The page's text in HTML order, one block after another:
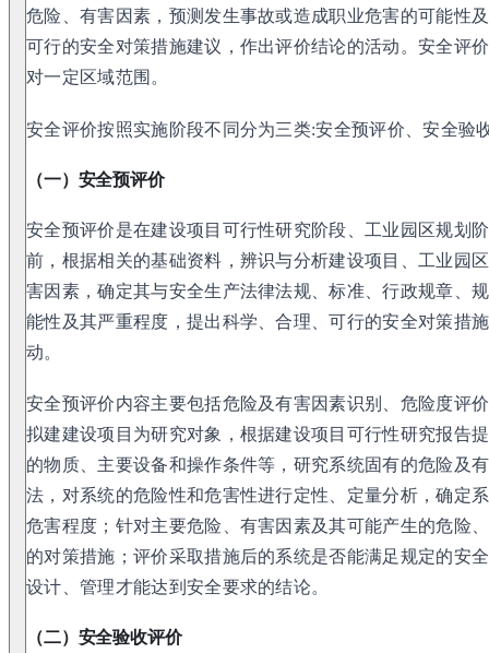
危险、有害因素，预测发生事故或造成职业危害的可能性
可行的安全对策措施建议，作出评价结论的活动。安全评
对一定区域范围。
安全评价按照实施阶段不同分为三类:安全预评价、安全验
（一）安全预评价
安全预评价是在建设项目可行性研究阶段、工业园区规划
前，根据相关的基础资料，辨识与分析建设项目、工业园
害因素，确定其与安全生产法律法规、标准、行政规章、
能性及其严重程度，提出科学、合理、可行的安全对策措
动。
安全预评价内容主要包括危险及有害因素识别、危险度评
拟建建设项目为研究对象，根据建设项目可行性研究报告
的物质、主要设备和操作条件等，研究系统固有的危险及
法，对系统的危险性和危害性进行定性、定量分析，确定
危害程度；针对主要危险、有害因素及其可能产生的危险
的对策措施；评价采取措施后的系统是否能满足规定的安
设计、管理才能达到安全要求的结论。
（二）安全验收评价